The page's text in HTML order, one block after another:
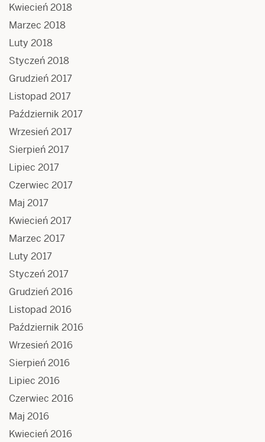
Kwiecień 2018
Marzec 2018
Luty 2018
Styczeń 2018
Grudzień 2017
Listopad 2017
Październik 2017
Wrzesień 2017
Sierpień 2017
Lipiec 2017
Czerwiec 2017
Maj 2017
Kwiecień 2017
Marzec 2017
Luty 2017
Styczeń 2017
Grudzień 2016
Listopad 2016
Październik 2016
Wrzesień 2016
Sierpień 2016
Lipiec 2016
Czerwiec 2016
Maj 2016
Kwiecień 2016